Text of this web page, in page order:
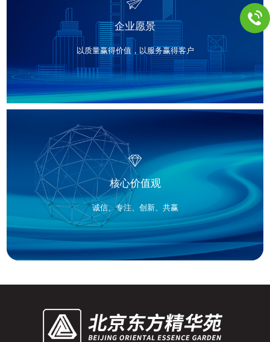
企业愿景
以质量赢得价值，以服务赢得客户
核心价值观
诚信、专注、创新、共赢